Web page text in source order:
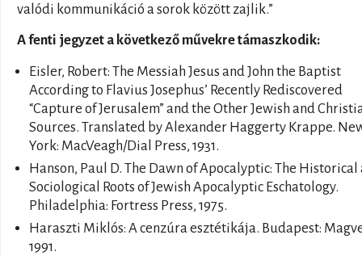
valódi kommunikáció a sorok között zajlik.”
A fenti jegyzet a következő művekre támaszkodik:
Eisler, Robert: The Messiah Jesus and John the Baptist
According to Flavius Josephus’ Recently Rediscovered
“Capture of Jerusalem” and the Other Jewish and
Sources. Translated by Alexander Haggerty Krappe.
York: MacVeagh/Dial Press, 1931.
Hanson, Paul D. The Dawn of Apocalyptic: The Historical
Sociological Roots of Jewish Apocalyptic Eschatology.
Philadelphia: Fortress Press, 1975.
Haraszti Miklós: A cenzúra esztétikája. Budapest:
1991.